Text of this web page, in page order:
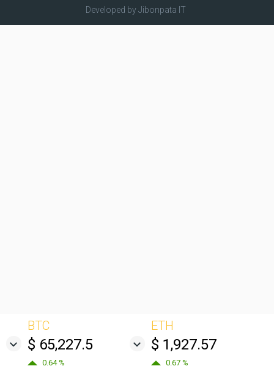
Developed byJibonpata IT
BTC
$ 65,227.5
0.64 %
ETH
$ 1,927.57
0.67 %